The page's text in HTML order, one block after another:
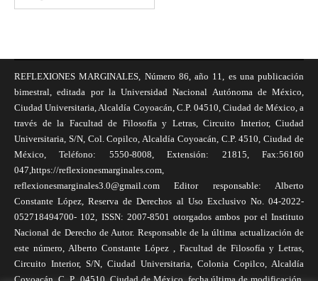
REFLEXIONES MARGINALES, Número 86, año 11, es una publicación
bimestral, editada por la Universidad Nacional Autónoma de México,
Ciudad Universitaria, Alcaldía Coyoacán, C.P. 04510, Ciudad de México, a
través de la Facultad de Filosofía y Letras, Circuito Interior, Ciudad
Universitaria, S/N, Col. Copilco, Alcaldía Coyoacán, C.P. 4510, Ciudad de
México, Teléfono: 5550-8008, Extensión: 21815, Fax:56160
047,https://reflexionesmarginales.com,
reflexionesmarginales3.0@gmail.com Editor responsable: Alberto
Constante López, Reserva de Derechos al Uso Exclusivo No. 04-2022-
052718494700- 102, ISSN: 2007-8501 otorgados ambos por el Instituto
Nacional de Derecho de Autor. Responsable de la última actualización de
este número, Alberto Constante López , Facultad de Filosofía y Letras,
Circuito Interior, S/N, Ciudad Universitaria, Colonia Copilco, Alcaldía